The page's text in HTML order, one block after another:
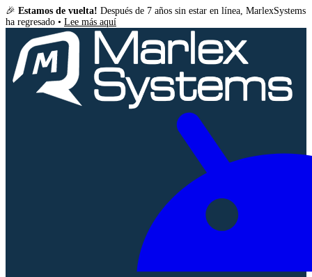
🎉 Estamos de vuelta! Después de 7 años sin estar en línea, MarlexSystems
ha regresado • Lee más aquí